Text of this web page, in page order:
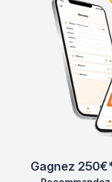
Gagnez